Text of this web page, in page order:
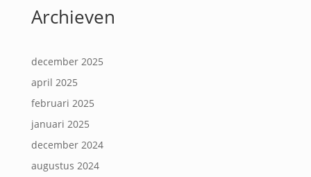
Archieven
december 2025
april 2025
februari 2025
januari 2025
december 2024
augustus 2024